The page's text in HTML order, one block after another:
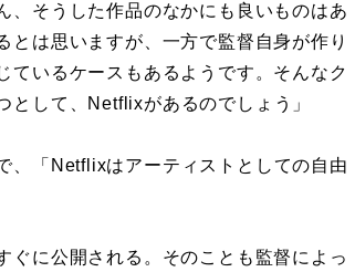
、そうした作品のなかにも良いものはあ
とは思いますが、一方で監督自身が作り
ているケースもあるようです。そんなク
として、Netflixがあるのでしょう」
「Netflixはアーティストとしての自由
に公開される。そのことも監督によっ